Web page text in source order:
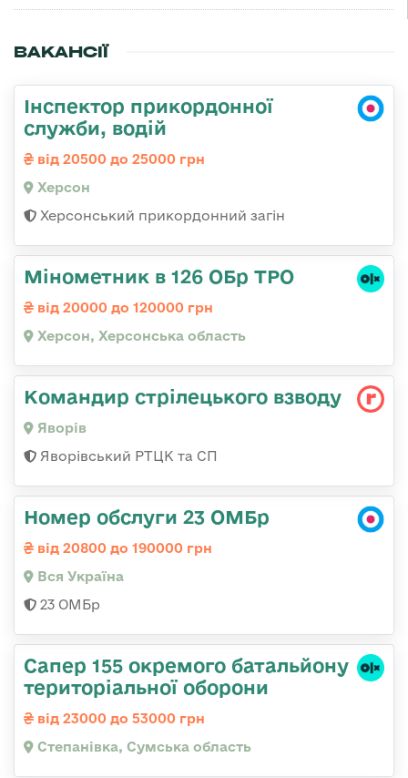
ВАКАНСІЇ
Інспектор прикордонної
служби, водій
від 20500 до 25000 грн
Херсон
Херсонський прикордонний загін
Мінометник в 126 ОБр ТРО
від 20000 до 120000 грн
Херсон, Херсонська область
Командир стрілецького взводу
Яворів
Яворівський РТЦК та СП
Номер обслуги 23 ОМБр
від 20800 до 190000 грн
Вся Україна
23 ОМБр
Сапер 155 окремого батальйону
територіальної оборони
від 23000 до 53000 грн
Степанівка, Сумська область